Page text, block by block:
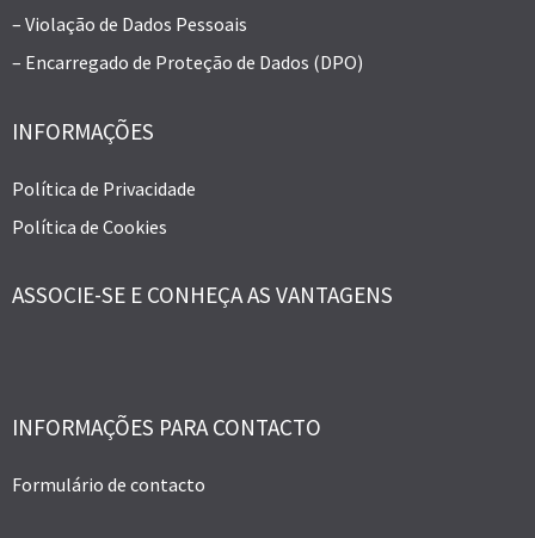
– Violação de Dados Pessoais
– Encarregado de Proteção de Dados (DPO)
INFORMAÇÕES
Política de Privacidade
Política de Cookies
ASSOCIE-SE E CONHEÇA AS VANTAGENS
INFORMAÇÕES PARA CONTACTO
Formulário de contacto